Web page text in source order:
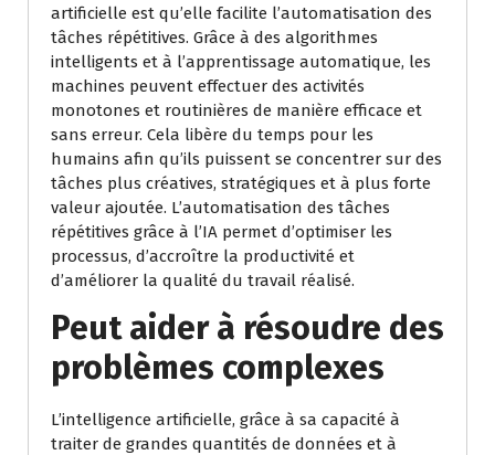
artificielle est qu’elle facilite l’automatisation des
tâches répétitives. Grâce à des algorithmes
intelligents et à l’apprentissage automatique, les
machines peuvent effectuer des activités
monotones et routinières de manière efficace et
sans erreur. Cela libère du temps pour les
humains afin qu’ils puissent se concentrer sur des
tâches plus créatives, stratégiques et à plus forte
valeur ajoutée. L’automatisation des tâches
répétitives grâce à l’IA permet d’optimiser les
processus, d’accroître la productivité et
d’améliorer la qualité du travail réalisé.
Peut aider à résoudre des
problèmes complexes
L’intelligence artificielle, grâce à sa capacité à
traiter de grandes quantités de données et à